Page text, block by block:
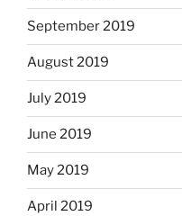
September 2019
August 2019
July 2019
June 2019
May 2019
April 2019